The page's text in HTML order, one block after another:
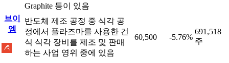
Graphite 등이 있음
브이
엠
반도체 제조 공정 중 식각 공
정에서 플라즈마를 사용한 건
식 식각 장비를 제조 및 판매
하는 사업 영위 중에 있음
60,500 -5.76%
691,518
주